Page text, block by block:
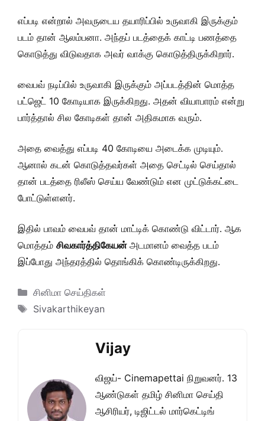
எப்படி என்றால் அவருடைய தயாரிப்பில் உருவாகி இருக்கும்
படம் தான் ஆலம்பனா. அந்தப் படத்தைக் காட்டி பணத்தை
கொடுத்து விடுவதாக அவர் வாக்கு கொடுத்திருக்கிறார்.
வைபவ் நடிப்பில் உருவாகி இருக்கும் அப்படத்தின் மொத்த
பட்ஜெட் 10 கோடியாக இருக்கிறது. அதன் வியாபாரம் என்று
பார்த்தால் சில கோடிகள் தான் அதிகமாக வரும்.
அதை வைத்து எப்படி 40 கோடியை அடைக்க முடியும்.
ஆனால் கடன் கொடுத்தவர்கள் அதை செட்டில் செய்தால்
தான் படத்தை ரிலீஸ் செய்ய வேண்டும் என முட்டுக்கட்டை
போட்டுள்ளனர்.
இதில் பாவம் வைபவ் தான் மாட்டிக் கொண்டு விட்டார். ஆக
மொத்தம் சிவகார்த்திகேயன் அடமானம் வைத்த படம்
இப்போது அந்தரத்தில் தொங்கிக் கொண்டிருக்கிறது.
Categories
சினிமா செய்திகள்
Tags
Sivakarthikeyan
Vijay
விஜய்- Cinemapettai நிறுவனர். 13
ஆண்டுகள் தமிழ் சினிமா செய்தி
ஆசிரியர், டிஜிட்டல் மார்கெட்டிங்